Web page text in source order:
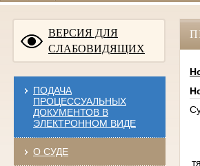
ВЕРСИЯ ДЛЯ
СЛАБОВИДЯЩИХ
ПОДАЧА
ПРОЦЕССУАЛЬНЫХ
ДОКУМЕНТОВ В
ЭЛЕКТРОННОМ ВИДЕ
О СУДЕ